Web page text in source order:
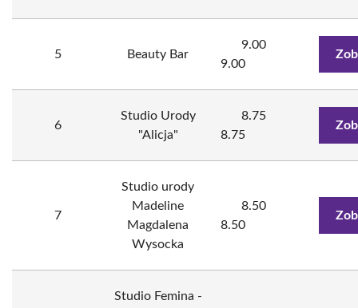
5 Beauty Bar
9.00
9.00
6
Studio Urody
"Alicja"
8.75
8.75
7
Studio urody
Madeline
Magdalena
Wysocka
8.50
8.50
Studio Femina -